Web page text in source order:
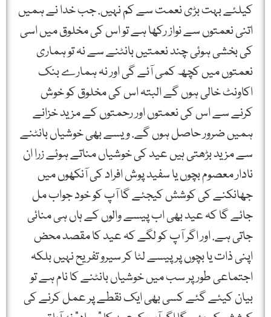
کیلئے بہت بڑی نعمت سے کم نہیں. جب خدا نے ہمیں
اتنی نعمتوں سے نواز رکھا ہے تو اس کی مخلوق میں اسی
کی بخشی ہوئی چند نعمتیں بانٹنے سے نہ تو ہماری
نعمتوں میں کچھ کمی آئے گی اور نہ ہمارے بنک
اکاونٹ خالی ہوں گے البتہ اس کی مخلوق کو خوش
کرنے سے اس کی نعمتوں اور رحمتوں کے مزید خزانے
ہمیں ضرور حاصل ہوں گے. ویسے بھی خوشیاں بانٹنے
سے مزید بڑھتی ہیں عید کی خوشیاں مناتے ہوئے زرا ان
نادار معصوم بچوں یا سفید پوش افراد کی آنکھوں میں
جھانکنے کی کوشش کیجئے گا آپ کو خود جواب مل
جائے گا کہ عید بھی اب پیسے والوں کے ہاں ہی منائی
جاتی ہے. اور اگر آپ کو لگے کہ عید کا مقصد محض
اپنی ذات یا بچوں پر پیسے لٹا کر سیرو تفریح نہیں بلکہ
اجتماعی طور پر سب میں خوشیاں بانٹنے کا نام ہے تو
بیان کیئے گئے کسی بھی ایک نقطے پر عمل کرنے کی